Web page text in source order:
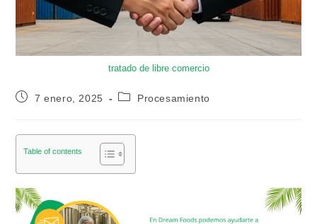
tratado de libre comercio
7 enero, 2025 Procesamiento
Table of contents